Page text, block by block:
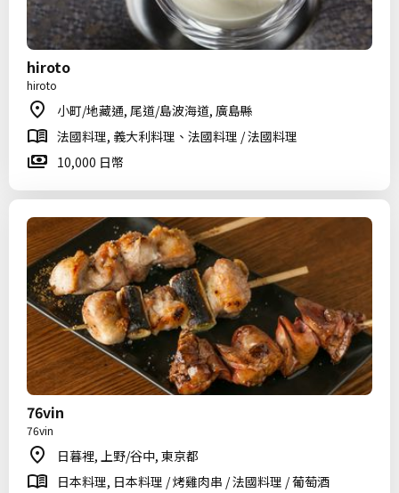
hiroto
hiroto
小町/地藏通, 尾道/島波海道, 廣島縣
法國料理, 義大利料理、法國料理 / 法國料理
10,000 日幣
76vin
76vin
日暮裡, 上野/谷中, 東京都
日本料理, 日本料理 / 烤雞肉串 / 法國料理 / 葡萄酒